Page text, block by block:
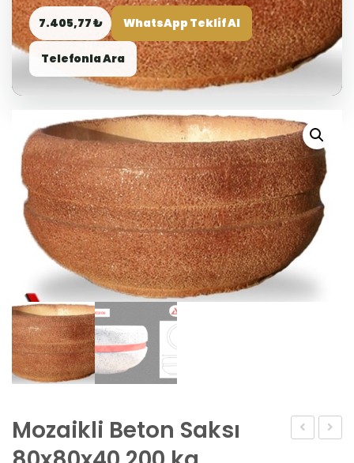
7.405,77 ₺ WhatsApp Teklif Al
Telefonla Ara
Mozaikli Beton Saksı